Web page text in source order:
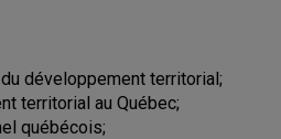
développement territorial;
territorial au Québec;
québécois;